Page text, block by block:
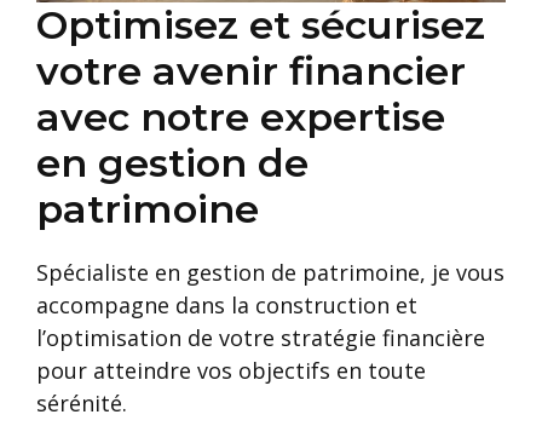
Optimisez et sécurisez
votre avenir financier
avec notre expertise
en gestion de
patrimoine
Spécialiste en gestion de patrimoine, je vous
accompagne dans la construction et
l’optimisation de votre stratégie financière
pour atteindre vos objectifs en toute
sérénité.